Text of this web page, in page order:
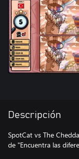
Descripción
SpotCat vs The
de "Encuentra las